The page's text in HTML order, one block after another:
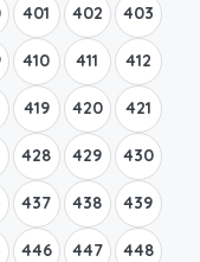
401 402 403
410 411 412
419 420 421
428 429 430
437 438 439
446 447 448